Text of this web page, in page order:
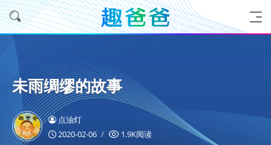
未雨绸缪的故事
点油灯
2020-02-06
1.9K阅读